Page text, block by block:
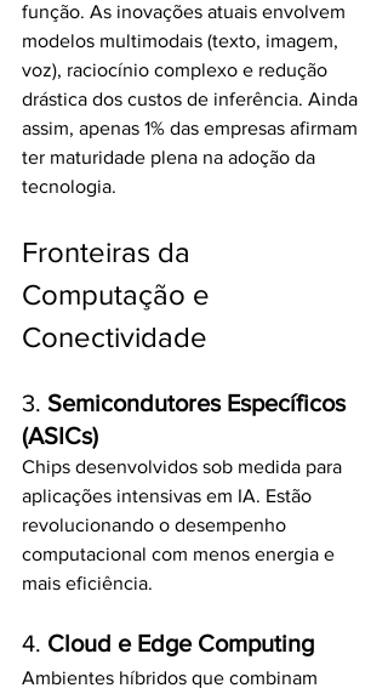
função. As inovações atuais envolvem
modelos multimodais (texto, imagem,
voz), raciocínio complexo e redução
drástica dos custos de inferência. Ainda
assim, apenas 1% das empresas afirmam
ter maturidade plena na adoção da
tecnologia.
Fronteiras da
Computação e
Conectividade
3. Semicondutores Específicos
(ASICs)
Chips desenvolvidos sob medida para
aplicações intensivas em IA. Estão
revolucionando o desempenho
computacional com menos energia e
mais eficiência.
4. Cloud e Edge Computing
Ambientes híbridos que combinam